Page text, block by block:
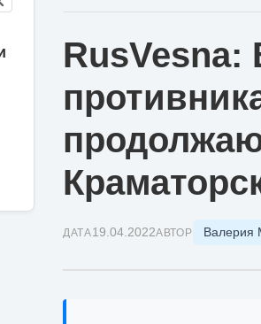
ДАТА19.04.2022АВТОР Валерия